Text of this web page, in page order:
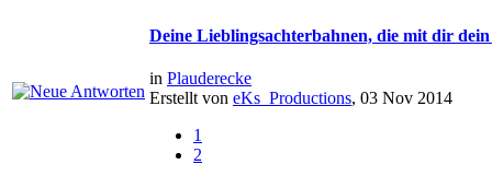
Deine Lieblingsachterbahnen, die mit dir
in Plauderecke
Erstellt von eKs_Productions, 03 Nov 2014
1
2